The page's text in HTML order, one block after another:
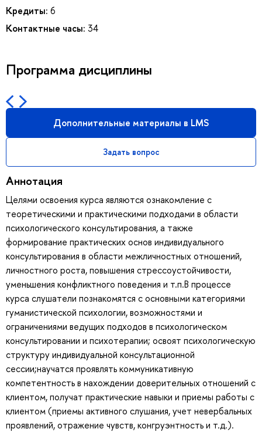
Кредиты: 6
Контактные часы: 34
Программа дисциплины
Дополнительные материалы в LMS
Задать вопрос
Аннотация
Целями освоения курса являются ознакомление с
теоретическими и практическими подходами в области
психологического консультирования, а также
формирование практических основ индивидуального
консультирования в области межличностных отношений,
личностного роста, повышения стрессоустойчивости,
уменьшения конфликтного поведения и т.п.В процессе
курса слушатели познакомятся с основными категориями
гуманистической психологии, возможностями и
ограничениями ведущих подходов в психологическом
консультировании и психотерапии; освоят психологическую
структуру индивидуальной консультационной
сессии;научатся проявлять коммуникативную
компетентность в нахождении доверительных отношений с
клиентом, получат практические навыки и приемы работы с
клиентом (приемы активного слушания, учет невербальных
проявлений, отражение чувств, конгруэнтность и т.д.).